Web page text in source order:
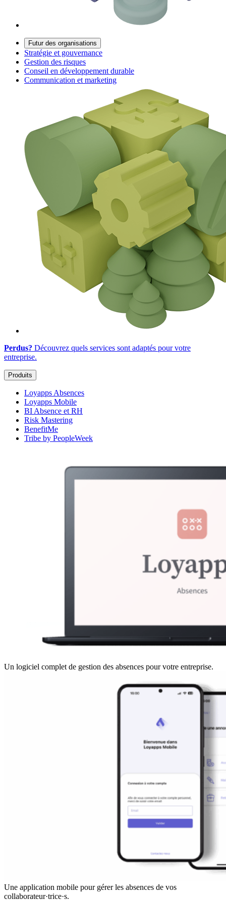
Futur des organisations
Stratégie et gouvernance
Gestion des risques
Conseil en développement durable
Communication et marketing
Perdus? Découvrez quels services sont adaptés pour votre
entreprise.
Produits
Loyapps Absences
Loyapps Mobile
BI Absence et RH
Risk Mastering
BenefitMe
Tribe by PeopleWeek
Un logiciel complet de gestion des absences pour votre entreprise.
Une application mobile pour gérer les absences de vos
collaborateur·trice·s.